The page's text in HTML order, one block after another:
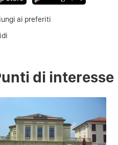
ai preferiti
di interesse